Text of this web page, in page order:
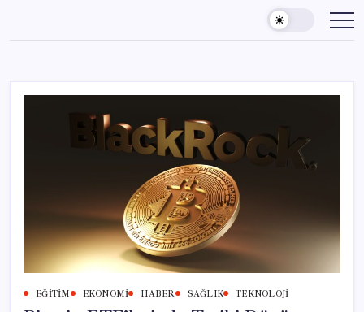
content
EĞITIM EKONOMI HABER SAĞLIK TEKNOLOJI